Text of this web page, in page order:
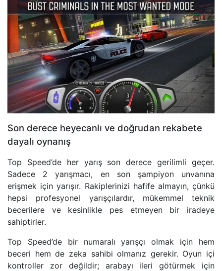
Son derece heyecanlı ve doğrudan rekabete
dayalı oynanış
Top Speed’de her yarış son derece gerilimli geçer.
Sadece 2 yarışmacı, en son şampiyon unvanına
erişmek için yarışır. Rakiplerinizi hafife almayın, çünkü
hepsi profesyonel yarışçılardır, mükemmel teknik
becerilere ve kesinlikle pes etmeyen bir iradeye
sahiptirler.
Top Speed’de bir numaralı yarışçı olmak için hem
beceri hem de zeka sahibi olmanız gerekir. Oyun içi
kontroller zor değildir; arabayı ileri götürmek için